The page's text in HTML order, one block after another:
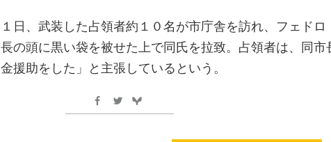
日、武装した占領者約１０名が市庁舎を訪れ、フェドロ
の頭に黒い袋を被せた上で同氏を拉致。占領者は、同市
援助をした」と主張しているという。